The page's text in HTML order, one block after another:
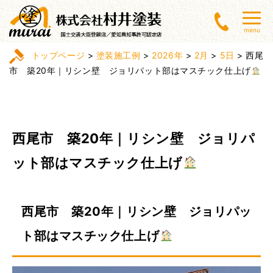
menu
トップページ > 塗装施工例 > 2026年 > 2月 > 5日 >西尾
市 築20年｜リシン壁 ジョリパット部はマスチック仕上げ
西尾市 築20年｜リシン壁 ジョリパ
ット部はマスチック仕上げ
西尾市 築20年｜リシン壁 ジョリパッ
ト部はマスチック仕上げ